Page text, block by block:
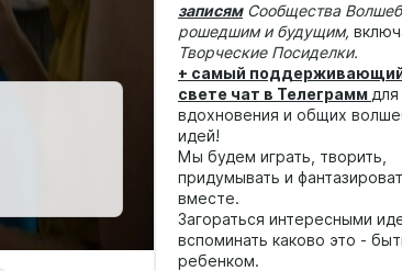
записям Сообщества
рошедшим и будущим,
Творческие Посиделки.
+ самый
свете чат в Телеграмм для
вдохновения и общих
идей!
Мы будем играть, творить,
придумывать и
вместе.
Загораться интересными
вспоминать каково это -
ребенком.